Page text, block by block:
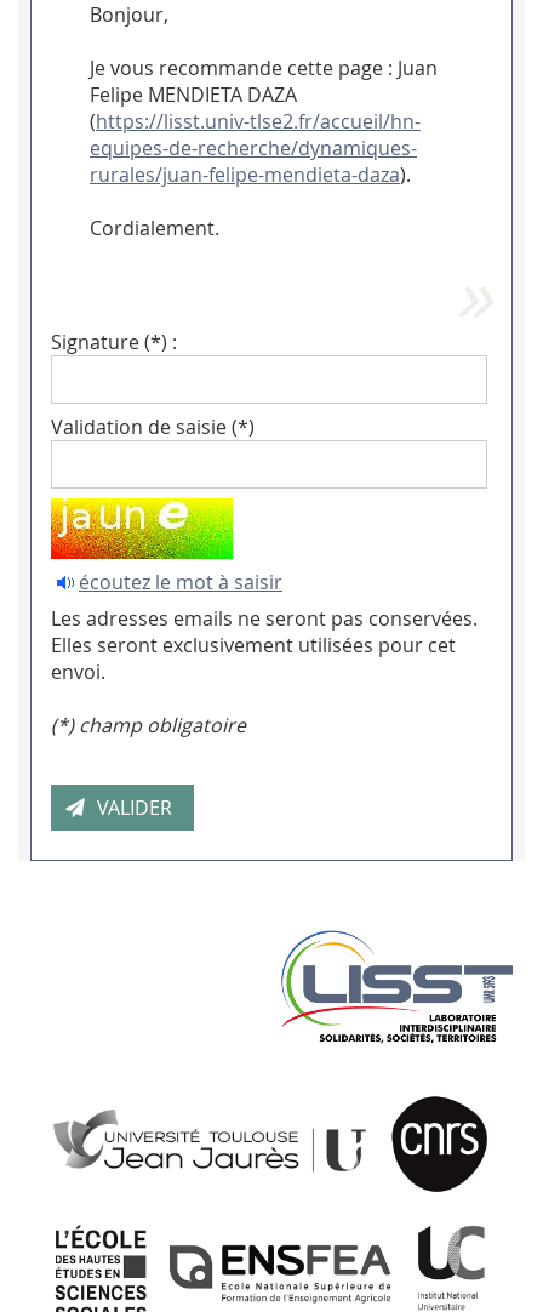
Bonjour,
Je vous recommande cette page : Juan
Felipe MENDIETA DAZA
(https://lisst.univ-tlse2.fr/accueil/hn-
equipes-de-recherche/dynamiques-
rurales/juan-felipe-mendieta-daza).
Cordialement.
Signature (*) :
Validation de saisie (*)
écoutez le mot à saisir
Les adresses emails ne seront pas conservées.
Elles seront exclusivement utilisées pour cet
envoi.
(*) champ obligatoire